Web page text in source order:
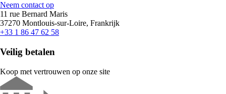
Neem contact op
11 rue Bernard Maris
37270 Montlouis-sur-Loire, Frankrijk
+33 1 86 47 62 58
Veilig betalen
Koop met vertrouwen op onze site